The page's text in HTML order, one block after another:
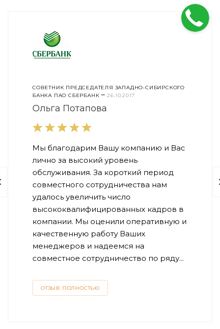
СОВЕТНИК ПРЕДСЕДАТЕЛЯ ЗАПАДНО-СИБИРСКОГО
БАНКА ПАО СБЕРБАНК – 26.10.2017
Ольга Потапова
Мы благодарим Вашу компанию и Вас
лично за высокий уровень
обслуживания. За короткий период
совместного сотрудничества нам
удалось увеличить число
высококвалифицированных кадров в
компании. Мы оценили оперативную и
качественную работу Ваших
менеджеров и надеемся на
совместное сотрудничество по ряду...
ОТЗЫВ ПОЛНОСТЬЮ